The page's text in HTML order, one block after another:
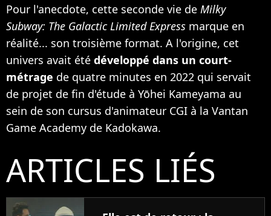
Pour l'anecdote, cette seconde vie de Milky
Subway: The Galactic Limited Express marque en
réalité... son troisième format. A l'origine, cet
univers avait été développé dans un court-
métrage de quatre minutes en 2022 qui servait
de projet de fin d'étude à Yōhei Kameyama au
sein de son cursus d'animateur CGI à la Vantan
Game Academy de Kadokawa.
ARTICLES LIÉS